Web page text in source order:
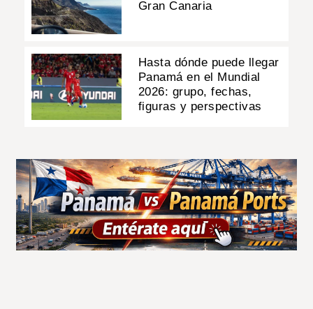
Gran Canaria
Hasta dónde puede llegar
Panamá en el Mundial
2026: grupo, fechas,
figuras y perspectivas